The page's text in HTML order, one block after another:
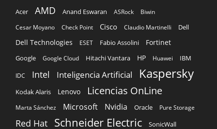
Acer AMD Anand Eswaran ASRock
Biwin
Cesar Moyano
Check Point Cisco Claudio Martinelli Dell
Dell Technologies ESET Fabio Assolini Fortinet
Google Google Cloud Hitachi Vantara HP Huawei IBM
IDC Intel Inteligencia Artificial Kaspersky
Kodak Alaris Lenovo Licencias OnLine
Marta Sánchez Microsoft Nvidia Oracle Pure Storage
Red Hat Schneider Electric SonicWall